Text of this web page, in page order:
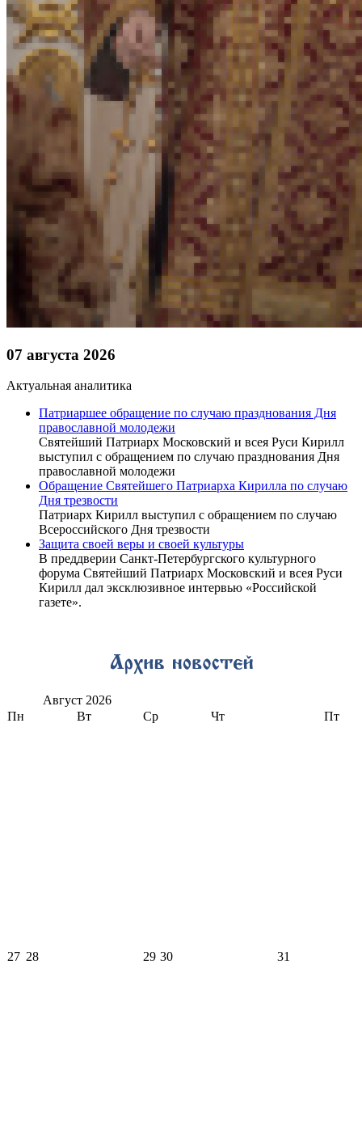
07 августа 2026
Актуальная аналитика
Патриаршее обращение по случаю празднования Дня
православной молодежи
Святейший Патриарх Московский и всея Руси Кирилл
выступил с обращением по случаю празднования Дня
православной молодежи
Обращение Святейшего Патриарха Кирилла по случаю
Дня трезвости
Патриарх Кирилл выступил с обращением по случаю
Всероссийского Дня трезвости
Защита своей веры и своей культуры
В преддверии Санкт-Петербургского культурного
форума Святейший Патриарх Московский и всея Руси
Кирилл дал эксклюзивное интервью «Российской
газете».
Август 2026
Пн
Вт Ср Чт Пт
27 28 29 30 31